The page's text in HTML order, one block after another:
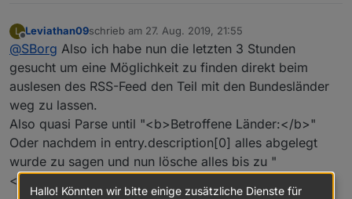
Kleiner Wermutstropfen: wirft beim ersten starten
(noch) jede Menge Fehler, da er wg. der vielen
Datenpunkte nicht schnell genug hinterher kommt diese
anzulegen, aber schon Daten schreiben möchte. Muss
ich noch fixen. work a round: skript stoppen und
einfach wieder starten.
Zum Update: alleDatenpunkte löschen. Am besten im
JS den User-Einstellungensblock temporär kopieren,
neue JS-Version hinein kopieren/überschreiben und
den gespeicherten User-Block wieder überschreiben.
Dann spart man sich das conden :)
L
Offline
Leviathan09schrieb am 27. Aug. 2019, 21:55
zuletzt editiert von
@SBorg Also ich habe nun die letzten 3 Stunden
gesucht um eine Möglichkeit zu finden direkt beim
auslesen des RSS-Feed den Teil mit den Bundesländer
weg zu lassen.
Also quasi Parse until "<b>Betroffene Länder:</b>"
Oder nachdem in entry.description[0] alles abgelegt
wurde zu sagen und nun lösche alles bis zu "
<b>Betroffene Länder:</b>"
Hallo! Könnten wir bitte einige zusätzliche Dienste für